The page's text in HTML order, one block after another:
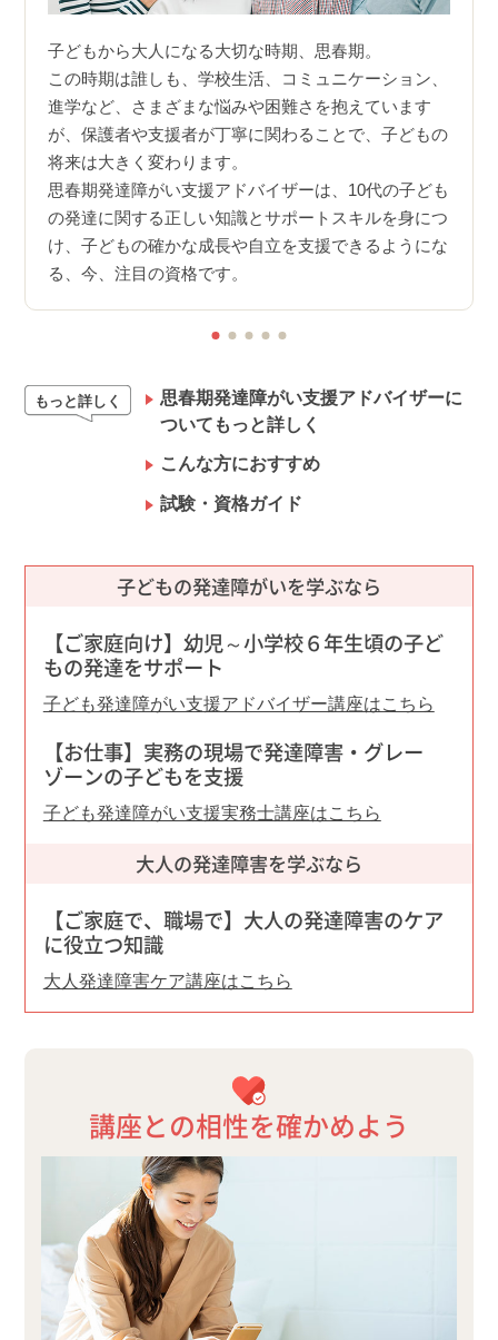
子どもから大人になる大切な時期、思春期。
この時期は誰しも、学校生活、コミュニケーション、
進学など、さまざまな悩みや困難さを抱えています
が、保護者や支援者が丁寧に関わることで、子どもの
将来は大きく変わります。
思春期発達障がい支援アドバイザーは、10代の子ども
の発達に関する正しい知識とサポートスキルを身につ
け、子どもの確かな成長や自立を支援できるようにな
る、今、注目の資格です。
もっと詳しく
思春期発達障がい支援アドバイザーに
ついてもっと詳しく
こんな方におすすめ
試験・資格ガイド
子どもの発達障がいを学ぶなら
【ご家庭向け】幼児～小学校６年生頃の子ど
もの発達をサポート
子ども発達障がい支援アドバイザー講座はこちら
【お仕事】実務の現場で発達障害・グレー
ゾーンの子どもを支援
子ども発達障がい支援実務士講座はこちら
大人の発達障害を学ぶなら​
【ご家庭で、職場で】大人の発達障害のケア
に役立つ知識​
大人発達障害ケア講座はこちら​
講座との相性を確かめよう